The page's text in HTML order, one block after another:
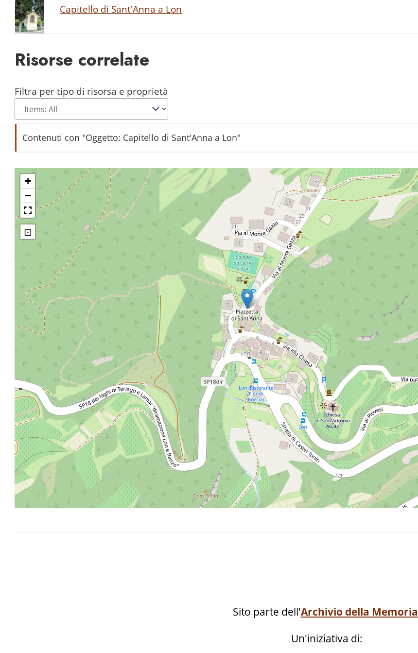
Capitello di Sant'Anna a Lon
Risorse correlate
Filtra per tipo di risorsa e proprietà
Contenuti con "Oggetto: Capitello di Sant'Anna a Lon"
Bimbi, carretto e forca
Bue rientra a Lon
Giocando con la carriola
Il capitello di Sant'Anna
+
−
⊡
Sito parte dell'Archivio della Memoria
Un'iniziativa di: